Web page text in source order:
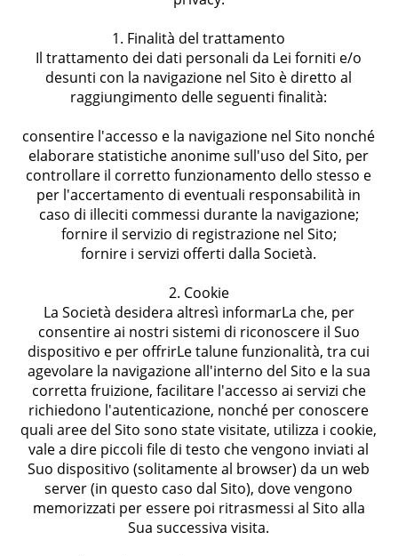
1. Finalità del trattamento
Il trattamento dei dati personali da Lei forniti e/o
desunti con la navigazione nel Sito è diretto al
raggiungimento delle seguenti finalità:
consentire l'accesso e la navigazione nel Sito nonché
elaborare statistiche anonime sull'uso del Sito, per
controllare il corretto funzionamento dello stesso e
per l'accertamento di eventuali responsabilità in
caso di illeciti commessi durante la navigazione;
fornire il servizio di registrazione nel Sito;
fornire i servizi offerti dalla Società.
2. Cookie
La Società desidera altresì informarLa che, per
consentire ai nostri sistemi di riconoscere il Suo
dispositivo e per offrirLe talune funzionalità, tra cui
agevolare la navigazione all'interno del Sito e la sua
corretta fruizione, facilitare l'accesso ai servizi che
richiedono l'autenticazione, nonché per conoscere
quali aree del Sito sono state visitate, utilizza i cookie,
vale a dire piccoli file di testo che vengono inviati al
Suo dispositivo (solitamente al browser) da un web
server (in questo caso dal Sito), dove vengono
memorizzati per essere poi ritrasmessi al Sito alla
Sua successiva visita.